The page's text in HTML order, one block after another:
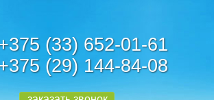
(33) 652-01-61
(29) 144-84-08